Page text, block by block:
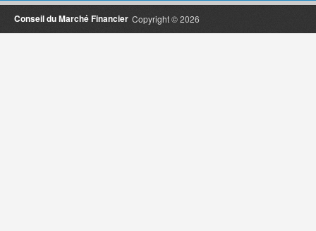
Copyright © 2026
Conseil du Marché Financier